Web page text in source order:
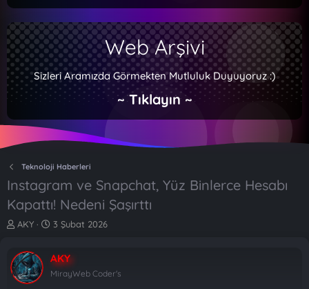
Web Arşivi
Sizleri Aramızda Görmekten Mutluluk Duyuyoruz :)
~ Tıklayın ~
Teknoloji Haberleri
Instagram ve Snapchat, Yüz Binlerce Hesabı
Kapattı! Nedeni Şaşırttı
K
b
u
y
AKY
B
l
a
3 Şubat 2026
AKY
MirayWeb Coder's